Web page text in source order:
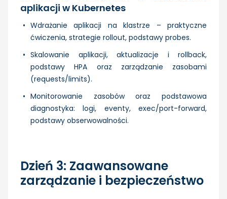
aplikacji w Kubernetes
Wdrażanie aplikacji na klastrze – praktyczne
ćwiczenia, strategie rollout, podstawy probes.
Skalowanie aplikacji, aktualizacje i rollback,
podstawy HPA oraz zarządzanie zasobami
(requests/limits).
Monitorowanie zasobów oraz podstawowa
diagnostyka: logi, eventy, exec/port-forward,
podstawy obserwowalności.
Dzień 3: Zaawansowane
zarządzanie i bezpieczeństwo